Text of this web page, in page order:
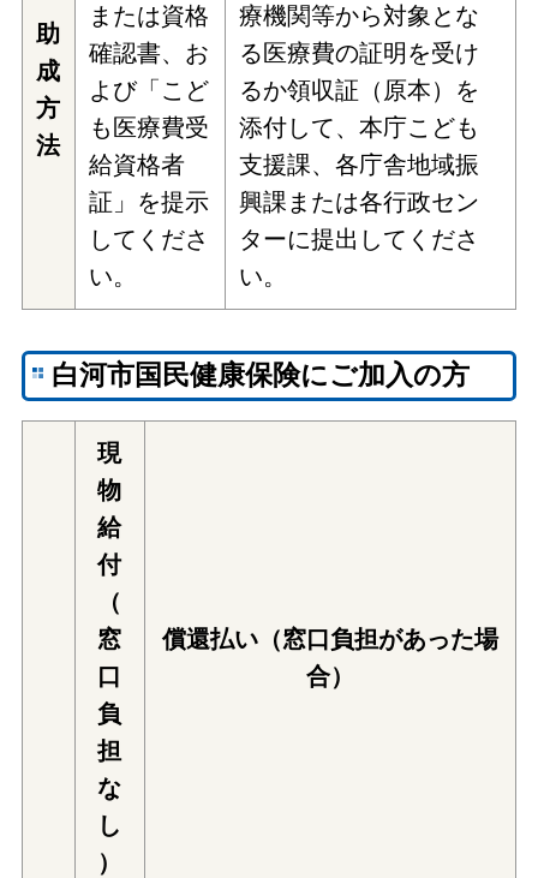
助
成
方
法
または資格
確認書、お
よび「こど
も医療費受
給資格者
証」を提示
してくださ
い。
療機関等から対象とな
る医療費の証明を受け
るか領収証（原本）を
添付して、本庁こども
支援課、各庁舎地域振
興課または各行政セン
ターに提出してくださ
い。
白河市国民健康保険にご加入の方
現
物
給
付
（
窓
口
負
担
な
し
）
償還払い（窓口負担があった場
合）